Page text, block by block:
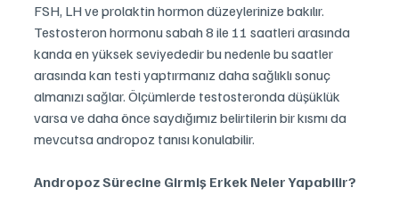
FSH, LH ve prolaktin hormon düzeylerinize bakılır.
Testosteron hormonu sabah 8 ile 11 saatleri arasında
kanda en yüksek seviyededir bu nedenle bu saatler
arasında kan testi yaptırmanız daha sağlıklı sonuç
almanızı sağlar. Ölçümlerde testosteronda düşüklük
varsa ve daha önce saydığımız belirtilerin bir kısmı da
mevcutsa andropoz tanısı konulabilir.
Andropoz Sürecine Girmiş Erkek Neler Yapabilir?